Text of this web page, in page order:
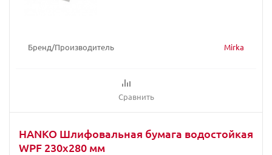
Бренд/Производитель Mirka
Сравнить
HANKO Шлифовальная бумага водостойкая
WPF 230x280 мм